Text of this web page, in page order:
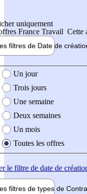
uniquement
France Travail Cette
filtres de Date de
création de l'offre
Un jour
Trois jours
Une semaine
Deux semaines
Un mois
Toutes les offres
le filtre de date de
filtres de types de